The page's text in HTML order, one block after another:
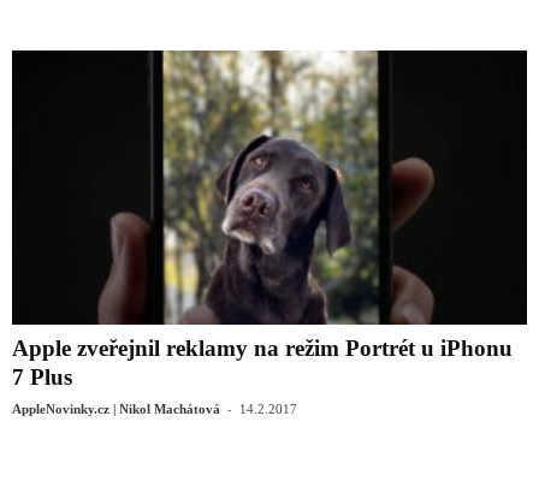
Apple zveřejnil reklamy na režim Portrét u iPhonu
7 Plus
AppleNovinky.cz | Nikol Machátová - 14.2.2017